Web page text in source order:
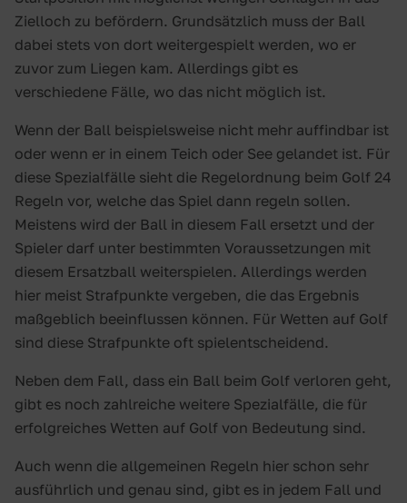
Zielloch zu befördern. Grundsätzlich muss der Ball
dabei stets von dort weitergespielt werden, wo er
zuvor zum Liegen kam. Allerdings gibt es
verschiedene Fälle, wo das nicht möglich ist.
Wenn der Ball beispielsweise nicht mehr auffindbar ist
oder wenn er in einem Teich oder See gelandet ist. Für
diese Spezialfälle sieht die Regelordnung beim Golf 24
Regeln vor, welche das Spiel dann regeln sollen.
Meistens wird der Ball in diesem Fall ersetzt und der
Spieler darf unter bestimmten Voraussetzungen mit
diesem Ersatzball weiterspielen. Allerdings werden
hier meist Strafpunkte vergeben, die das Ergebnis
maßgeblich beeinflussen können. Für Wetten auf Golf
sind diese Strafpunkte oft spielentscheidend.
Neben dem Fall, dass ein Ball beim Golf verloren geht,
gibt es noch zahlreiche weitere Spezialfälle, die für
erfolgreiches Wetten auf Golf von Bedeutung sind.
Auch wenn die allgemeinen Regeln hier schon sehr
ausführlich und genau sind, gibt es in jedem Fall und